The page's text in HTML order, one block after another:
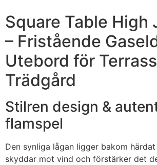
Square Table High
– Fristående
Utebord för
Trädgård
Stilren design &
flamspel
Den synliga lågan ligger bakom
skyddar mot vind och förstärker det